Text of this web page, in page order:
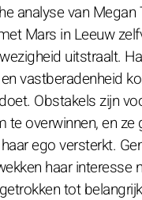
analyse van Megan
Mars in Leeuw
uitstraalt.
vastberadenheid
Obstakels zijn
te overwinnen, en ze
ego versterkt.
haar interesse
tot